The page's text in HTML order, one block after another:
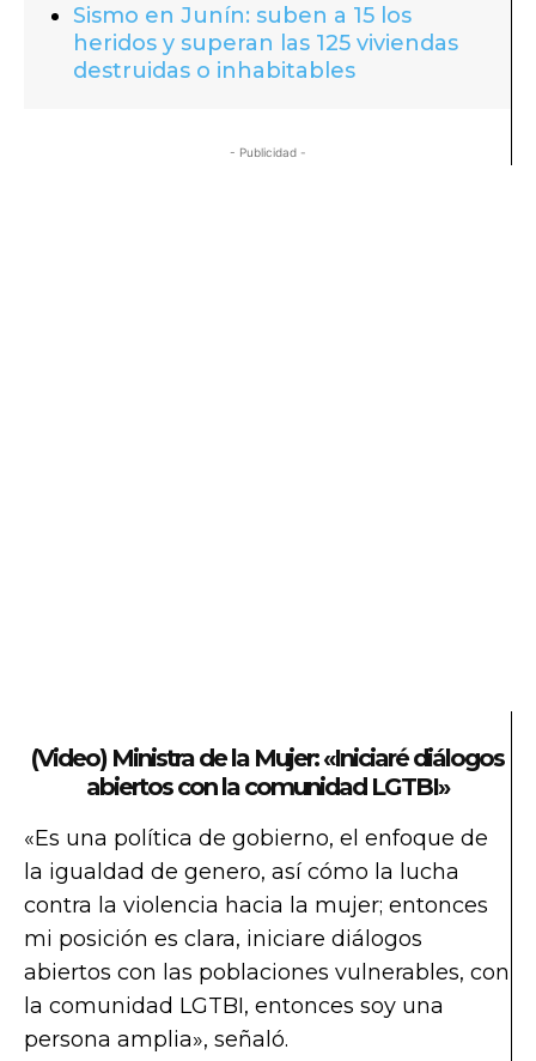
Sismo en Junín: suben a 15 los
heridos y superan las 125 viviendas
destruidas o inhabitables
- Publicidad -
(Video) Ministra de la Mujer: «Iniciaré diálogos
abiertos con la comunidad LGTBI»
«Es una política de gobierno, el enfoque de
la igualdad de genero, así cómo la lucha
contra la violencia hacia la mujer; entonces
mi posición es clara, iniciare diálogos
abiertos con las poblaciones vulnerables, con
la comunidad LGTBI, entonces soy una
persona amplia», señaló.